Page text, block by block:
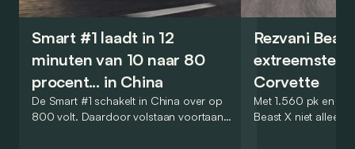
Smart #1 laadt in 12
minuten van 10 naar 80
procent... in China
De Smart #1 schakelt in China over op
800 volt. Daardoor volstaan voortaan
Rezvani
extreemste
Corvette
Met 1.560 pk en
Beast X niet alleen